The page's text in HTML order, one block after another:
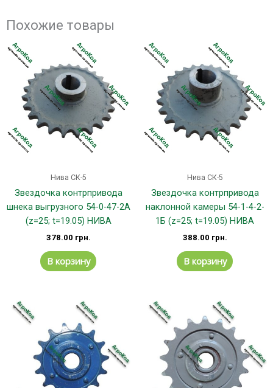
Похожие товары
Нива СК-5
Звездочка контрпривода
шнека выгрузного 54-0-47-2А
(z=25; t=19.05) НИВА
378.00 грн.
В корзину
Нива СК-5
Звездочка контрпривода
наклонной камеры 54-1-4-2-
1Б (z=25; t=19.05) НИВА
388.00 грн.
В корзину